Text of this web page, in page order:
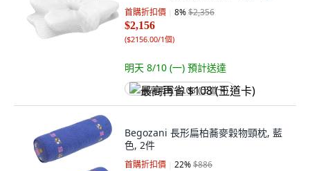
首購折扣價 8%$2,356
$2,156
($2156.00/1個)
明天 8/10 (一) 預計送達
最高再省 $108 (王道卡)
Begozani 長形扁柏蕎麥穀物頸枕, 藍
色, 2件
首購折扣價 22%$886